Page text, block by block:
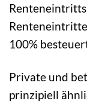
100%
Private und
prinzipiell